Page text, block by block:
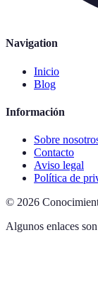
Navigation
Inicio
Blog
Información
Sobre
Contacto
Aviso legal
Política de
© 2026
Algunos enlaces